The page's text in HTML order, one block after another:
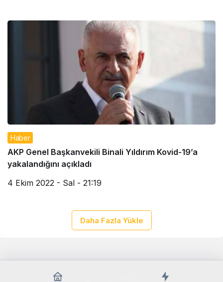
Haber
AKP Genel Başkanvekili Binali Yıldırım Kovid-19’a
yakalandığını açıkladı
4 Ekim 2022 - Sal - 21:19
Daha Fazla Yükle